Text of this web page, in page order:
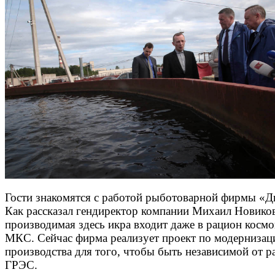
Гости знакомятся с работой рыботоварной фирмы
Как рассказал гендиректор компании Михаил
производимая здесь икра входит даже в рацион
МКС. Сейчас фирма реализует проект по
производства для того, чтобы быть независимой от
ГРЭС.